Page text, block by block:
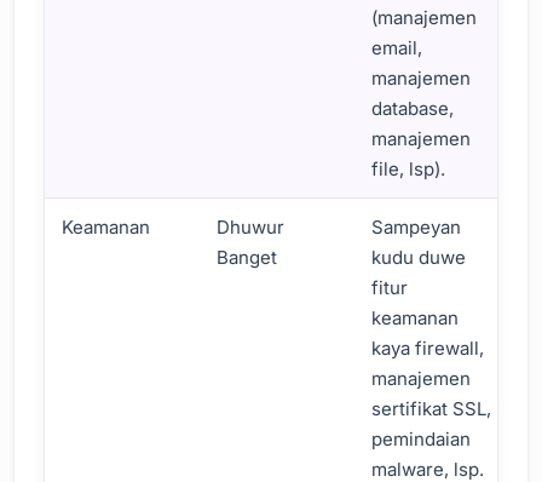
(manajemen
email,
manajemen
database,
manajemen
file, lsp).
Keamanan
Dhuwur
Banget
Sampeyan
kudu duwe
fitur
keamanan
kaya firewall,
manajemen
sertifikat SSL,
pemindaian
malware, lsp.